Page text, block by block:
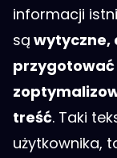
informacji
są wytyczne,
treść. Taki
użytkownika,